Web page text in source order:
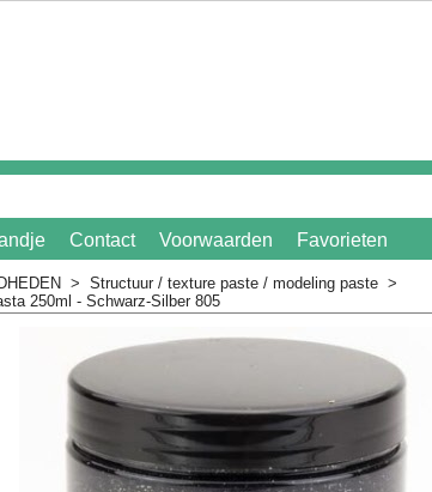
Contact Voorwaarden
Favorieten
> Structuur / texture paste / modeling paste >
250ml - Schwarz-Silber 805